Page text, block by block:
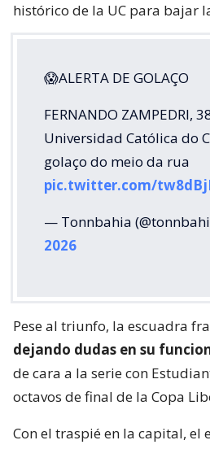
histórico de la UC para bajar
😱ALERTA DE GOLAÇO
FERNANDO ZAMPEDRI,
Universidad Católica do
golaço do meio da rua
pic.twitter.com/
— Tonnbahia
2026
Pese al triunfo, la escuadra
dejando dudas en su
de cara a la serie con
octavos de final de la Copa
Con el traspié en la capital, el